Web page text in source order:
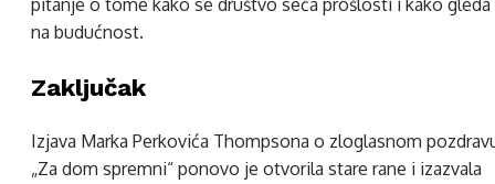
pitanje o tome kako se društvo seća prošlosti i kako gleda
na budućnost.
Zaključak
Izjava Marka Perkovića Thompsona o zloglasnom
„Za dom spremni“ ponovo je otvorila stare rane i izazvala